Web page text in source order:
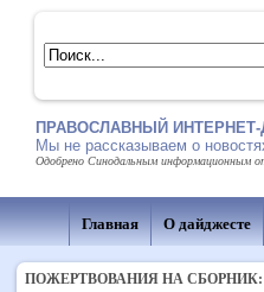
ПРАВОСЛАВНЫЙ
Мы не рассказываем о
Одобрено Синодальным информационным
Главная О дайджесте
ПОЖЕРТВОВАНИЯ НА СБОРНИК: